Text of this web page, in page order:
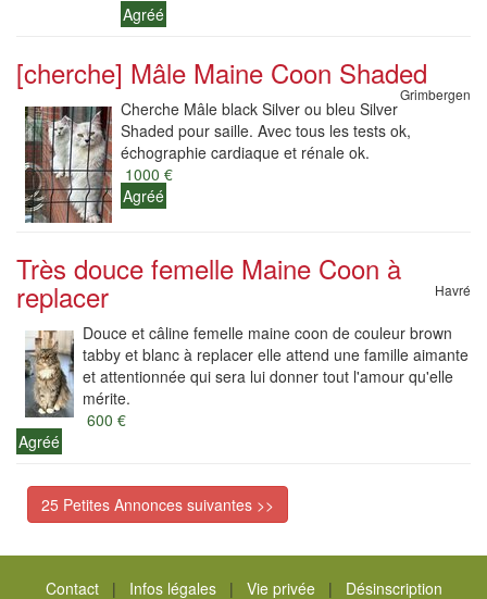
Agréé
[cherche] Mâle Maine Coon Shaded
Grimbergen
Cherche Mâle black Silver ou bleu Silver
Shaded pour saille. Avec tous les tests ok,
échographie cardiaque et rénale ok.
1000 €
Agréé
Très douce femelle Maine Coon à
replacer Havré
Douce et câline femelle maine coon de couleur brown
tabby et blanc à replacer elle attend une famille aimante
et attentionnée qui sera lui donner tout l'amour qu'elle
mérite.
600 €
Agréé
25 Petites Annonces suivantes >>
Contact| Infos légales| Vie privée| Désinscription